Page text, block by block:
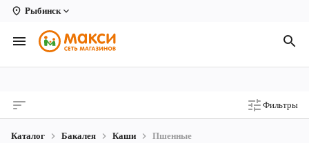
Рыбинск
Вологда
Архангельск
Киров
Фильтры
Каталог Бакалея Каши Пшенные